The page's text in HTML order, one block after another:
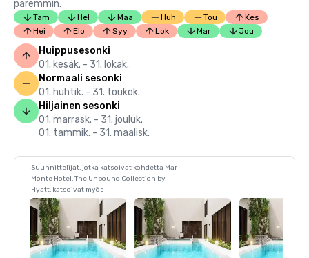
paremmin.
Tam Hel Maa Huh Tou
Kes
Hei
Elo Syy Lok Mar Jou
Huippusesonki
01. kesäk. - 31. lokak.
Normaali sesonki
01. huhtik. - 31. toukok.
Hiljainen sesonki
01. marrask. - 31. jouluk.
01. tammik. - 31. maalisk.
Suunnittelijat, jotka katsoivat kohdetta Mar
Monte Hotel, The Unbound Collection by
Hyatt, katsoivat myös